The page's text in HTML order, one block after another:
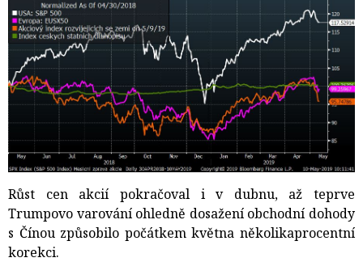
Růst cen akcií pokračoval i v dubnu, až teprve
Trumpovo varování ohledně dosažení obchodní dohody
s Čínou způsobilo počátkem května několikaprocentní
korekci.